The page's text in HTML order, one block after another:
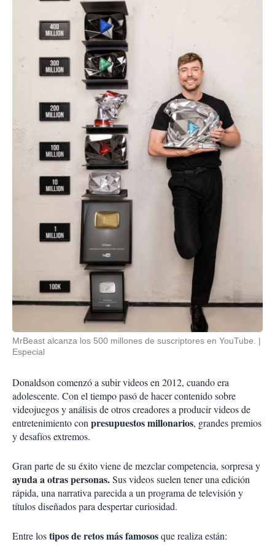
MrBeast alcanza los 500 millones de suscriptores en YouTube.
Especial
Donaldson comenzó a subir videos en 2012, cuando era
adolescente. Con el tiempo pasó de hacer contenido sobre
videojuegos y análisis de otros creadores a producir videos de
entretenimiento conpresupuestos millonarios, grandes premios
y desafíos extremos.
Gran parte de su éxito viene de mezclar competencia, sorpresa y
ayuda a otras personas.Sus videos suelen tener una edición
rápida, una narrativa parecida a un programa de televisión y
títulos diseñados para despertar curiosidad.
Entre lostipos de retos más famososque realiza están: